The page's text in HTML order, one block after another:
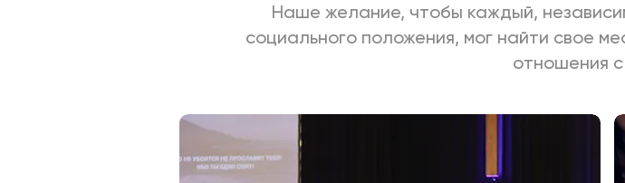
Наше желание, чтобы каждый,
социального положения, мог найти свое
отношения